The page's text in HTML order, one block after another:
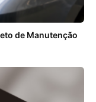
de Manutenção